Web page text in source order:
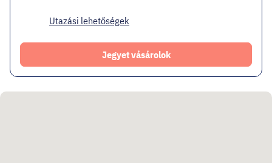
Utazási lehetőségek
Jegyet vásárolok